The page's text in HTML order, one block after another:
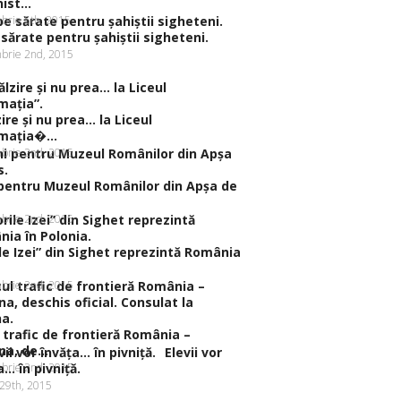
5th, 2015
sărate pentru şahiştii sigheteni.
2nd, 2015
şi nu prea… la Liceul
2nd, 2015
Muzeul Românilor din Apşa de
2nd, 2015
Izei” din Sighet reprezintă România
2nd, 2015
trafic de frontieră România –
de...
2nd, 2015
Elevii vor
în pivniţă.
2015